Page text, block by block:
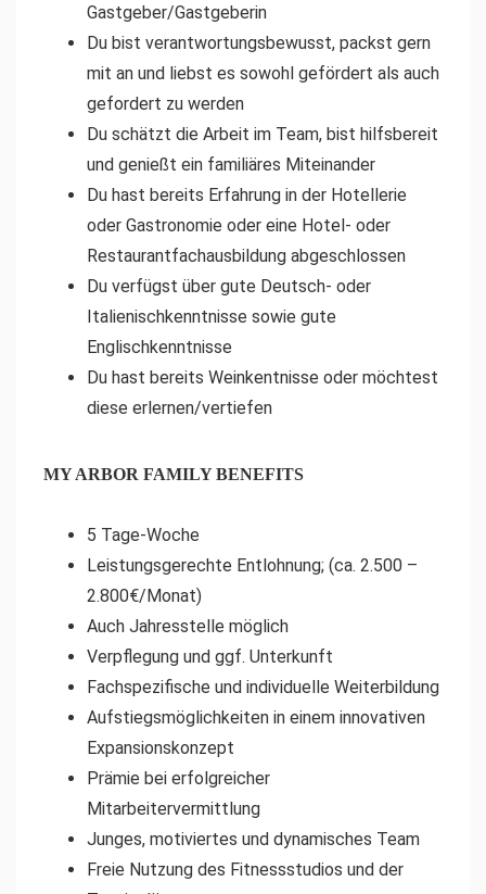
Gastgeber/Gastgeberin
Du bist verantwortungsbewusst, packst gern
mit an und liebst es sowohl gefördert als auch
gefordert zu werden
Du schätzt die Arbeit im Team, bist hilfsbereit
und genießt ein familiäres Miteinander
Du hast bereits Erfahrung in der Hotellerie
oder Gastronomie oder eine Hotel- oder
Restaurantfachausbildung abgeschlossen
Du verfügst über gute Deutsch- oder
Italienischkenntnisse sowie gute
Englischkenntnisse
Du hast bereits Weinkentnisse oder möchtest
diese erlernen/vertiefen
MY ARBOR FAMILY BENEFITS
5 Tage-Woche
Leistungsgerechte Entlohnung; (ca. 2.500 –
2.800€/Monat)
Auch Jahresstelle möglich
Verpflegung und ggf. Unterkunft
Fachspezifische und individuelle Weiterbildung
Aufstiegsmöglichkeiten in einem innovativen
Expansionskonzept
Prämie bei erfolgreicher
Mitarbeitervermittlung
Junges, motiviertes und dynamisches Team
Freie Nutzung des Fitnessstudios und der